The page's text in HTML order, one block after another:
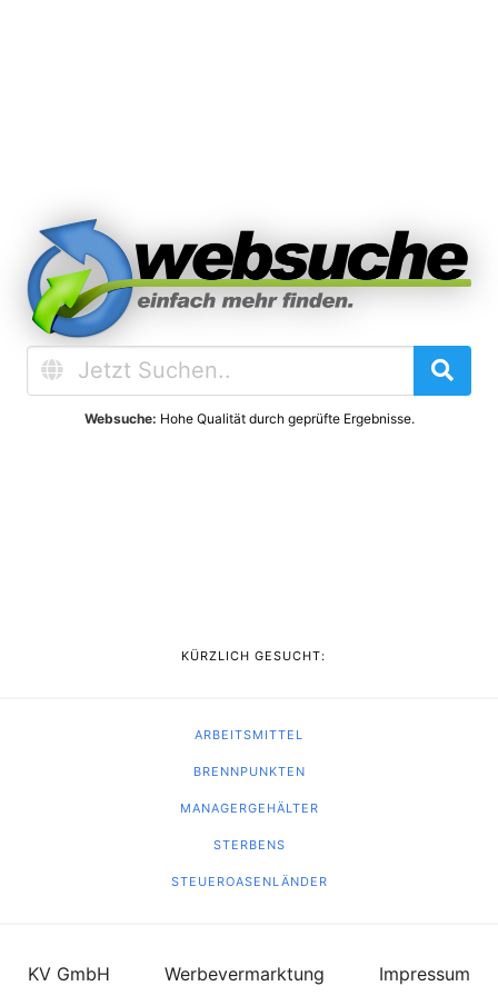
Websuche: Hohe Qualität durch geprüfte Ergebnisse.
KÜRZLICH GESUCHT:
ARBEITSMITTEL
BRENNPUNKTEN
MANAGERGEHÄLTER
STERBENS
STEUEROASENLÄNDER
KV GmbH Werbevermarktung Impressum